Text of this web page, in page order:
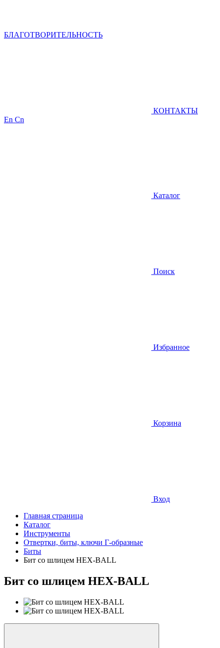
БЛАГОТВОРИТЕЛЬНОСТЬ
КОНТАКТЫ
En Cn
Каталог
Поиск
Избранное
Корзина
Вход
Главная страница
Каталог
Инструменты
Отвертки, биты, ключи Г-образные
Биты
Бит со шлицем HEX-BALL
Бит со шлицем HEX-BALL